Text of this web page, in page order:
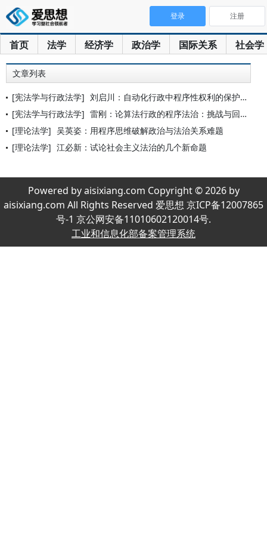
首页 法学 经济学 政治学 国际关系 社会学
登录 注册
文章列表
[宪法学与行政法学] 刘启川：自动化行政中程序性权利的保护范式
[宪法学与行政法学] 雷刚：论算法行政的程序法治：挑战与回应
[理论法学] 吴英姿：用程序思维破解政治与法治关系难题
[理论法学] 江必新：试论社会主义法治的几个新命题
Powered by aisixiang.com Copyright © 2026 by
aisixiang.com All Rights Reserved 爱思想 京ICP备12007865
号-1 京公网安备11010602120014号.
工业和信息化部备案管理系统